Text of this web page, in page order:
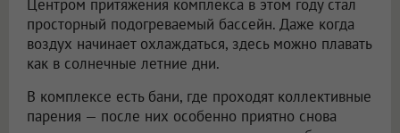
Центром притяжения комплекса в этом году стал
просторный подогреваемый бассейн. Даже когда
воздух начинает охлаждаться, здесь можно плавать
как в солнечные летние дни.
В комплексе есть бани, где проходят коллективные
парения — после них особенно приятно снова